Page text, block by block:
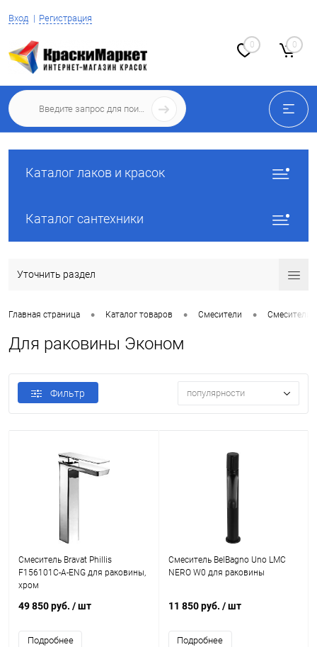
Вход Регистрация
0 0
Каталог лаков и красок
Каталог сантехники
Уточнить раздел
Главная страница • Каталог товаров • Смесители • Смесители
Для раковины Эконом
Фильтр популярности
Смеситель Bravat Phillis
F156101C-A-ENG для раковины,
хром
49 850 руб. / шт
Подробнее
Смеситель BelBagno Uno LMC
NERO W0 для раковины
11 850 руб. / шт
Подробнее